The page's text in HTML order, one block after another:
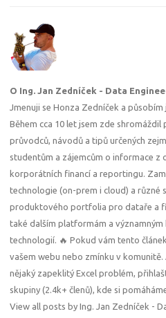
O Ing. Jan Zedníček - Data
Jmenuji se Honza Zedníček a
Během cca 10 let jsem zde shromáždil
průvodců, návodů a tipů určených
studentům a zájemcům o informace z
korporátních financí a reportingu.
technologie (on-prem i cloud) a různé
produktového portfolia pro dataře a
také dalším platformám a
technologií. 🔥 Pokud vám tento
vašem webu nebo zmínku v
nějaký zapeklitý Excel problém,
skupiny (2.4k+ členů), kde si
View all posts by Ing. Jan Zedníček -